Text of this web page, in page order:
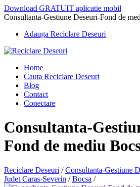
Download GRATUIT aplicatie mobil
Consultanta-Gestiune Deseuri-Fond de
Adauga Reciclare Deseuri
Home
Cauta Reciclare Deseuri
Blog
Contact
Conectare
Consultanta-
Fond de mediu
Reciclare Deseuri /Consultanta-Gestiune
Judet Caras-Severin /Bocsa /